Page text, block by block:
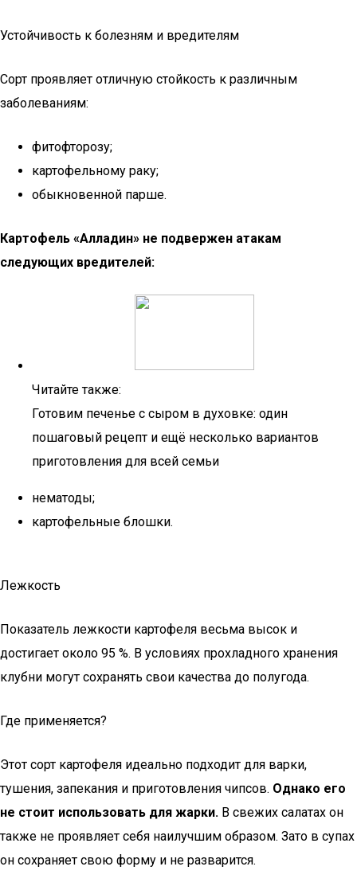
Устойчивость к болезням и вредителям
Сорт проявляет отличную стойкость к различным
заболеваниям:
фитофторозу;
картофельному раку;
обыкновенной парше.
Картофель «Алладин» не подвержен атакам
следующих вредителей:
Читайте также:
Готовим печенье с сыром в духовке: один
пошаговый рецепт и ещё несколько вариантов
приготовления для всей семьи
нематоды;
картофельные блошки.
Лежкость
Показатель лежкости картофеля весьма высок и
достигает около 95 %. В условиях прохладного хранения
клубни могут сохранять свои качества до полугода.
Где применяется?
Этот сорт картофеля идеально подходит для варки,
тушения, запекания и приготовления чипсов. Однако его
не стоит использовать для жарки. В свежих салатах он
также не проявляет себя наилучшим образом. Зато в супах
он сохраняет свою форму и не разварится.